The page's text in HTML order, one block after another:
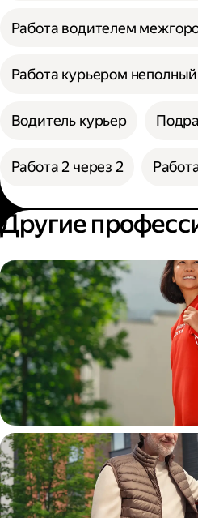
Работа водителем
Работа курьером
Водитель курьер
Работа 2 через 2
Другие
Пеший курьер